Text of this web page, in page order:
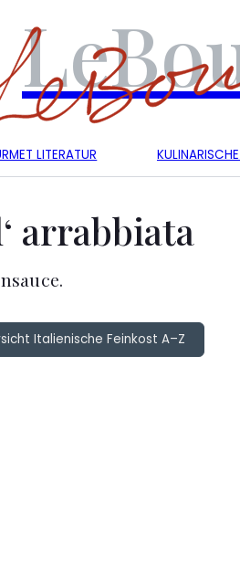
LITERATUR
arrabbiata
Italienische Feinkost A–Z